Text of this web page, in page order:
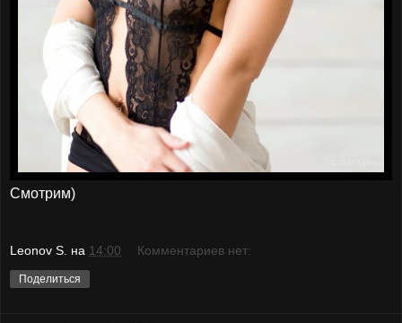
Смотрим)
Leonov S. на 14:00 Комментариев нет:
Поделиться